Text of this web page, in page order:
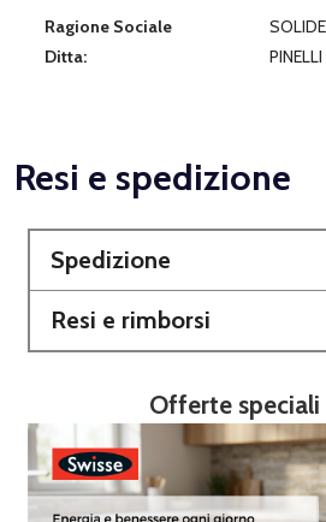
Ragione Sociale
Ditta:
PINELLI
Resi e spedizione
Spedizione
Resi e rimborsi
Offerte